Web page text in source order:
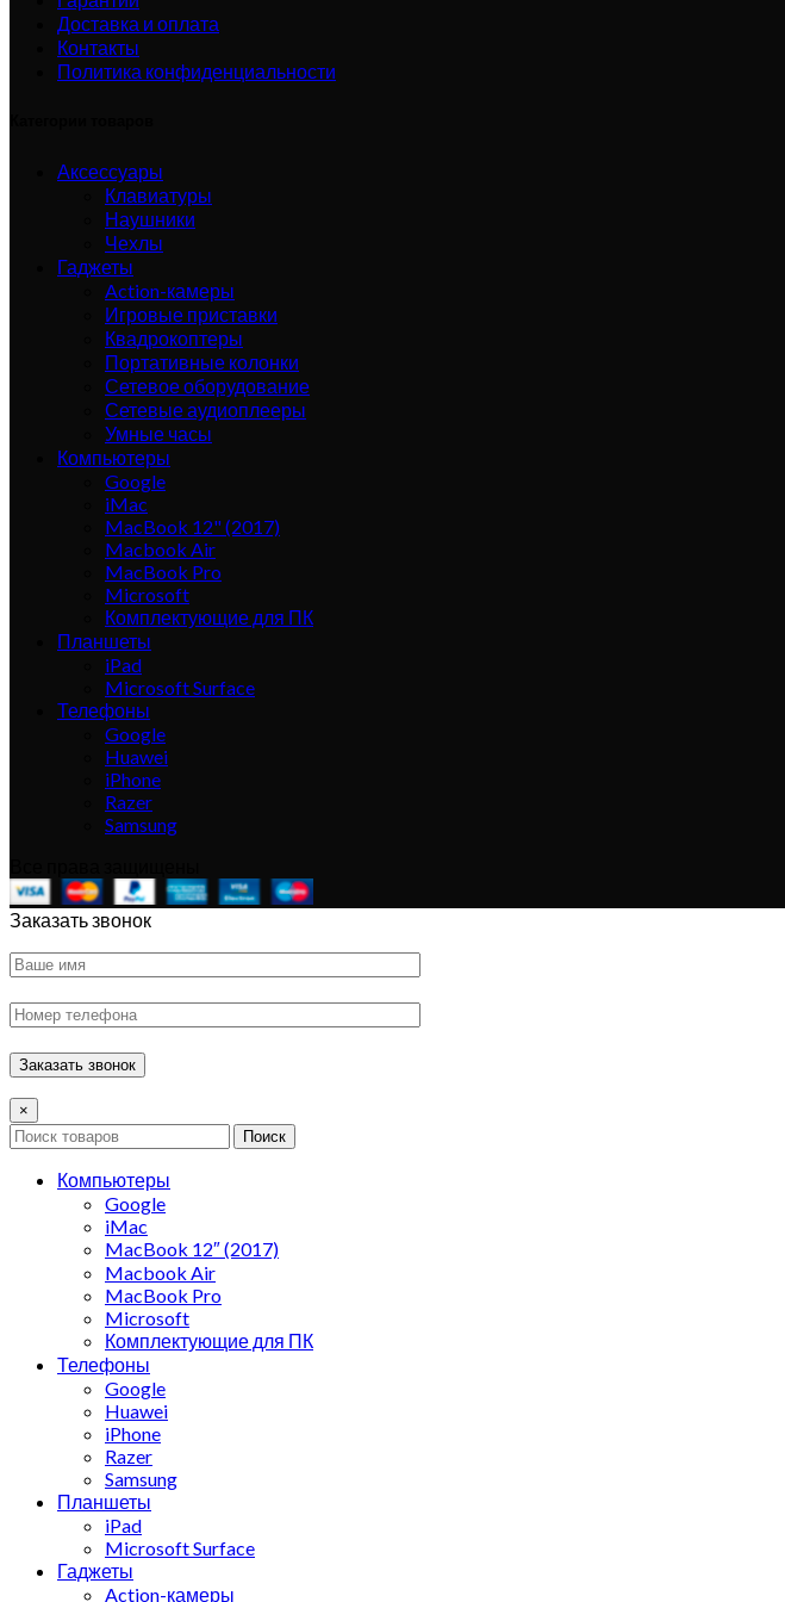
Доставка и оплата
Контакты
Политика конфиденциальности
Аксессуары
Клавиатуры
Наушники
Чехлы
Гаджеты
Action-камеры
Игровые приставки
Квадрокоптеры
Портативные колонки
Сетевое оборудование
Сетевые аудиоплееры
Умные часы
Компьютеры
Google
iMac
MacBook 12" (2017)
Macbook Air
MacBook Pro
Microsoft
Комплектующие для ПК
Планшеты
iPad
Microsoft Surface
Телефоны
Google
Huawei
iPhone
Razer
Samsung
Заказать звонок
×
Поиск
Компьютеры
Google
iMac
MacBook 12″ (2017)
Macbook Air
MacBook Pro
Microsoft
Комплектующие для ПК
Телефоны
Google
Huawei
iPhone
Razer
Samsung
Планшеты
iPad
Microsoft Surface
Гаджеты
Action-камеры